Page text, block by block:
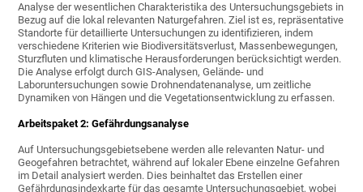
Analyse der wesentlichen Charakteristika des Untersuchungsgebiets in
Bezug auf die lokal relevanten Naturgefahren. Ziel ist es, repräsentative
Standorte für detaillierte Untersuchungen zu identifizieren, indem
verschiedene Kriterien wie Biodiversitätsverlust, Massenbewegungen,
Sturzfluten und klimatische Herausforderungen berücksichtigt werden.
Die Analyse erfolgt durch GIS-Analysen, Gelände- und
Laboruntersuchungen sowie Drohnendatenanalyse, um zeitliche
Dynamiken von Hängen und die Vegetationsentwicklung zu erfassen.
Arbeitspaket 2: Gefährdungsanalyse
Auf Untersuchungsgebietsebene werden alle relevanten Natur- und
Geogefahren betrachtet, während auf lokaler Ebene einzelne Gefahren
im Detail analysiert werden. Dies beinhaltet das Erstellen einer
Gefährdungsindexkarte für das gesamte Untersuchungsgebiet, wobei